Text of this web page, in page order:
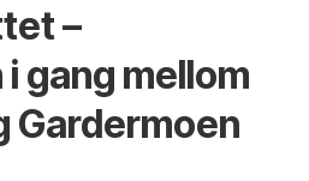
–
gang mellom
Gardermoen